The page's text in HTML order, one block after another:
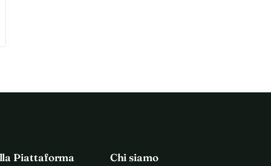
Piattaforma Chi siamo